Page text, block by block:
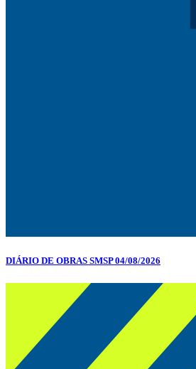
DIÁRIO DE OBRAS SMSP 04/08/2026